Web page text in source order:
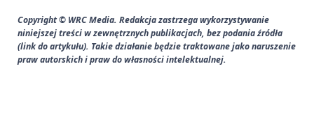
Copyright © WRC Media. Redakcja zastrzega wykorzystywanie
niniejszej treści w zewnętrznych publikacjach, bez podania źródła
(link do artykułu). Takie działanie będzie traktowane jako naruszenie
praw autorskich i praw do własności intelektualnej.